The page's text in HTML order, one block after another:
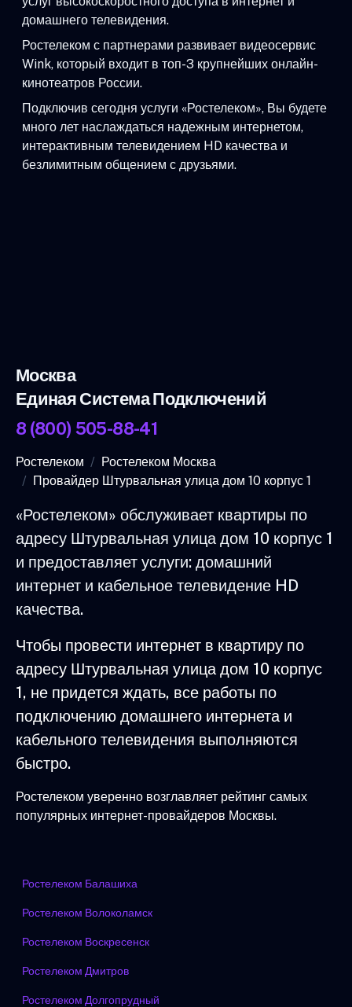
домашнего телевидения.
Ростелеком с партнерами развивает видеосервис
Wink, который входит в топ-3 крупнейших онлайн-
кинотеатров России.
Подключив сегодня услуги «Ростелеком», Вы будете
много лет наслаждаться надежным интернетом,
интерактивным телевидением HD качества и
безлимитным общением с друзьями.
Москва
Единая Система Подключений
8 (800) 505-88-41
Ростелеком
Ростелеком Москва
Провайдер Штурвальная улица дом 10 корпус 1
«Ростелеком» обслуживает квартиры по
адресу Штурвальная улица дом 10 корпус 1
и предоставляет услуги: домашний
интернет и кабельное телевидение HD
качества.
Чтобы провести интернет в квартиру по
адресу Штурвальная улица дом 10 корпус
1, не придется ждать, все работы по
подключению домашнего интернета и
кабельного телевидения выполняются
быстро.
Ростелеком уверенно возглавляет рейтинг самых
популярных интернет-провайдеров Москвы.
Ростелеком Балашиха
Ростелеком Волоколамск
Ростелеком Воскресенск
Ростелеком Дмитров
Ростелеком Долгопрудный